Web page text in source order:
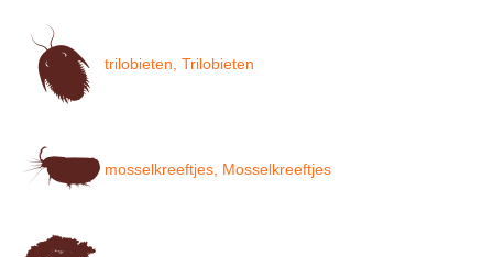
trilobieten, Trilobieten
mosselkreeftjes, Mosselkreeftjes